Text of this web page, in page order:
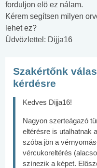
forduljon elö ez nálam.
Kérem segítsen milyen
lehet ez?
Üdvözlettel: Dijja16
Szakértőnk
kérdésre
Kedves Dijja16!
Nagyon szerteágazó
eltérésre is utalhatnak
szóba jön a
vércukoreltérés
színezik a képet.